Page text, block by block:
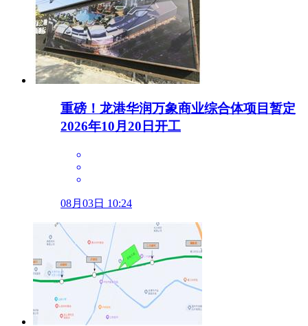
重磅！龙港华润万象商业综合体项目暂定
2026年10月20日开工
08月03日 10:24